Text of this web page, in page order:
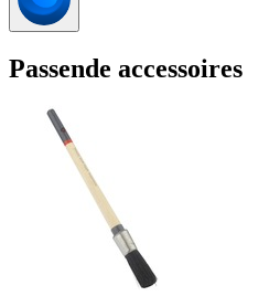
Passende accessoires